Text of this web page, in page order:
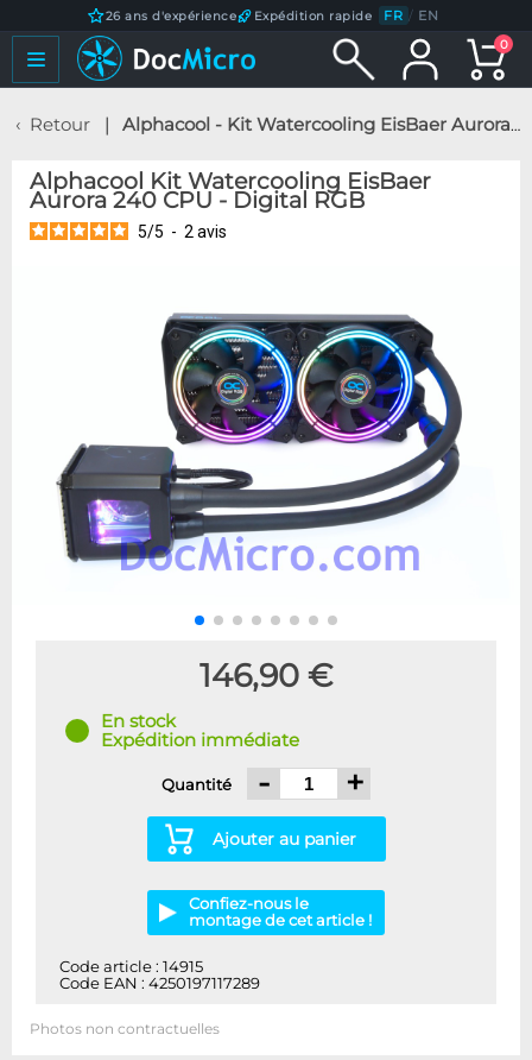
26 ans d'expérience Expédition rapide FR / EN
0
Retour Alphacool - Kit Watercooling EisBaer Aurora 240 CPU - Digital RGB
Alphacool Kit Watercooling EisBaer
Aurora 240 CPU - Digital RGB
5/5 - 2 avis
146,90 €
En stock
Expédition immédiate
Quantité - +
Ajouter au panier
Confiez-nous le
montage de cet article !
Code article : 14915
Code EAN : 4250197117289
Photos non contractuelles